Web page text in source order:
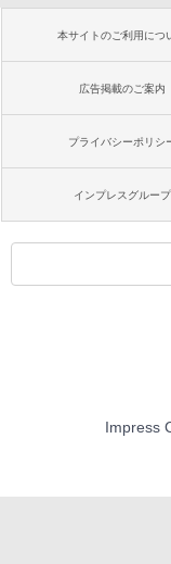
本サイトのご利用につ
広告掲載のご案内
プライバシーポリシ
インプレスグループ
Impress